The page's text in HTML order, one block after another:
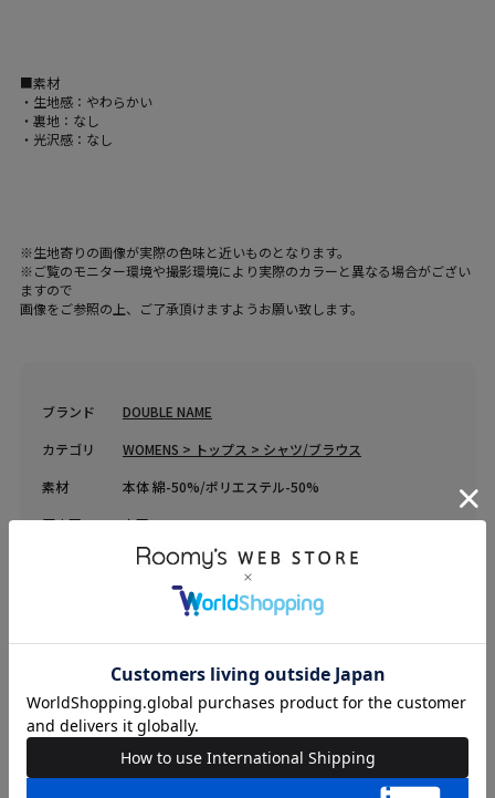
■素材
・生地感：やわらかい
・裏地：なし
・光沢感：なし
※生地寄りの画像が実際の色味と近いものとなります。
※ご覧のモニター環境や撮影環境により実際のカラーと異なる場合がござい
ますので
画像をご参照の上、ご了承頂けますようお願い致します。
ブランド
DOUBLE NAME
カテゴリ
WOMENS > トップス > シャツ/ブラウス
素材
本体 綿-50%/ポリエステル-50%
原産国
中国
605 円 (税込) （送料について ）
23614718